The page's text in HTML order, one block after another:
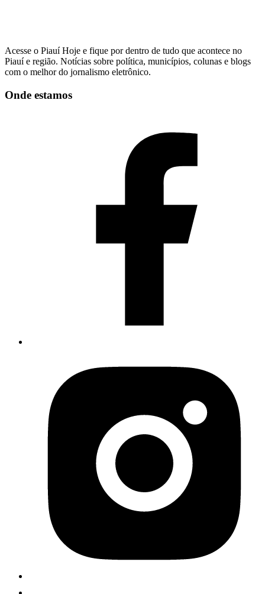
Acesse o Piauí Hoje e fique por dentro de tudo que acontece no
Piauí e região. Notícias sobre política, municípios, colunas e blogs
com o melhor do jornalismo eletrônico.
Onde estamos